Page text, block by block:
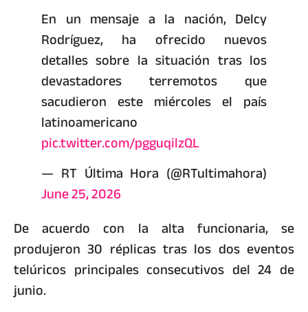
En un mensaje a la nación, Delcy
Rodríguez, ha ofrecido nuevos
detalles sobre la situación tras los
devastadores terremotos que
sacudieron este miércoles el país
latinoamericano
pic.twitter.com/pgguqilzQL
— RT Última Hora (@RTultimahora)
June 25, 2026
De acuerdo con la alta funcionaria, se
produjeron 30 réplicas tras los dos eventos
telúricos principales consecutivos del 24 de
junio.